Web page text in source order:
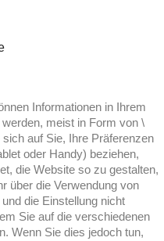
Informationen in Ihrem
meist in Form von \
auf Sie, Ihre Präferenzen
oder Handy) beziehen,
die Website so zu gestalten,
über die Verwendung von
die Einstellung nicht
Sie auf die verschiedenen
Wenn Sie dies jedoch tun,